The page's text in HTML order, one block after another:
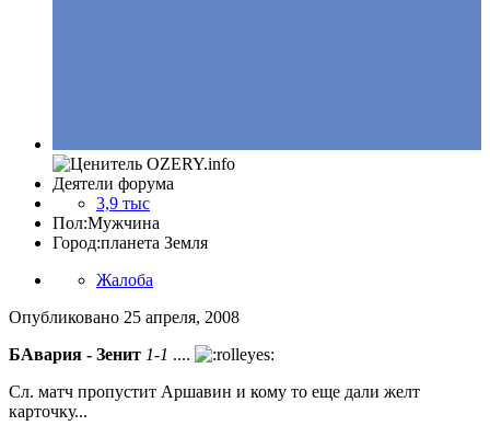
Деятели форума
3,9 тыс
Пол:Мужчина
Город:планета Земля
Жалоба
Опубликовано 25 апреля, 2008
БАвария - Зенит 1-1 ....
Сл. матч пропустит Аршавин и кому то еще дали желт
карточку...